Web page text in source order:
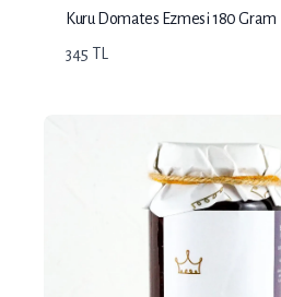
Kuru Domates Ezmesi 180 Gram
345 TL